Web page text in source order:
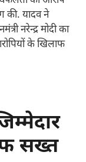
की. यादव ने
नरेन्द्र मोदी का
के खिलाफ
सख्त